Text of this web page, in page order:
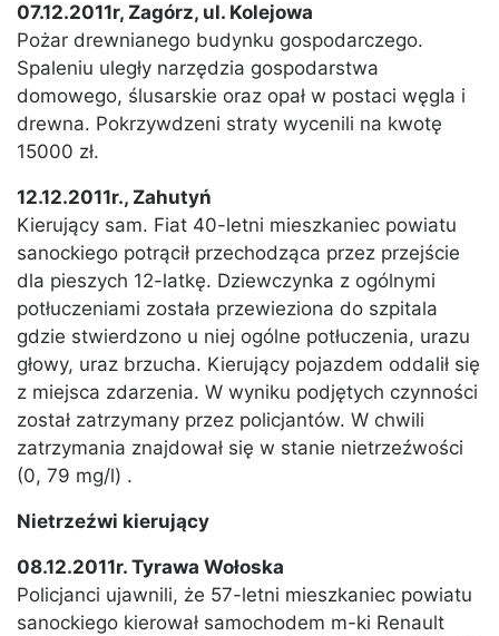
07.12.2011r, Zagórz, ul. Kolejowa
Pożar drewnianego budynku gospodarczego.
Spaleniu uległy narzędzia gospodarstwa
domowego, ślusarskie oraz opał w postaci węgla i
drewna. Pokrzywdzeni straty wycenili na kwotę
15000 zł.
12.12.2011r., Zahutyń
Kierujący sam. Fiat 40-letni mieszkaniec powiatu
sanockiego potrącił przechodząca przez przejście
dla pieszych 12-latkę. Dziewczynka z ogólnymi
potłuczeniami została przewieziona do szpitala
gdzie stwierdzono u niej ogólne potłuczenia, urazu
głowy, uraz brzucha. Kierujący pojazdem oddalił się
z miejsca zdarzenia. W wyniku podjętych czynności
został zatrzymany przez policjantów. W chwili
zatrzymania znajdował się w stanie nietrzeźwości
(0, 79 mg/l) .
Nietrzeźwi kierujący
08.12.2011r. Tyrawa Wołoska
Policjanci ujawnili, że 57-letni mieszkaniec powiatu
sanockiego kierował samochodem m-ki Renault